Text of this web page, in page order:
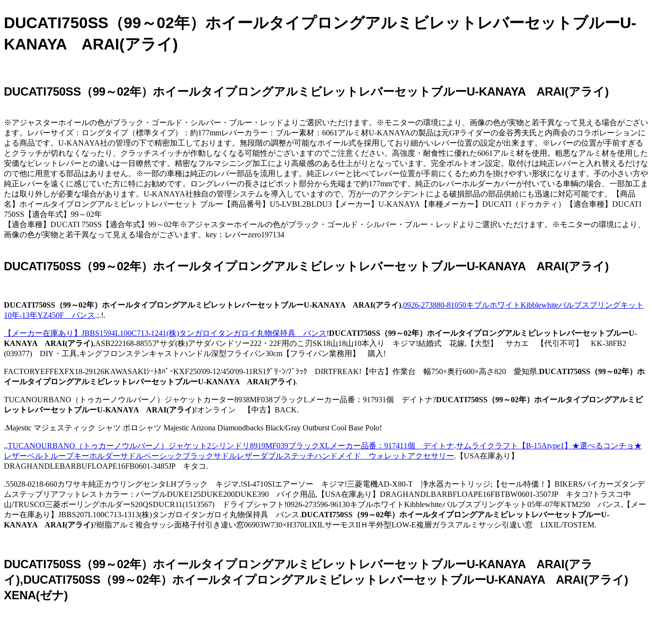
DUCATI750SS（99～02年）ホイールタイプロングアルミビレットレバーセットブルーU-
KANAYA ARAI(アライ)
DUCATI750SS（99～02年）ホイールタイプロングアルミビレットレバーセットブルーU-KANAYA ARAI(アライ)
※アジャスターホイールの色がブラック・ゴールド・シルバー・ブルー・レッドよりご選択いただけます。※モニターの環境により、画像の色が実物と若干異なって見える場合がござい
ます。レバーサイズ：ロングタイプ（標準タイプ）：約177mmレバーカラー：ブルー素材：6061アルミ材U-KANAYAの製品は元GPライダーの金谷秀夫氏と内商会のコラボレーションに
よる商品です。U-KANAYA社の管理の下で精密加工しております。無段階の調整が可能なホイール式を採用しており細かいレバー位置の設定が出来ます。※レバーの位置が手前すぎる
とクラッチが切れなくなったり、クラッチスイッチが作動しなくなる可能性がございますのでご注意ください。高強度・耐食性に優れた6061アルミ材を使用。粗悪なアルミ材を使用した
安価なビレットレバーとの違いは一目瞭然です。精密なフルマシニング加工により高級感のある仕上がりとなっています。完全ボルトオン設定。取付けは純正レバーと入れ替えるだけな
ので他に用意する部品はありません。※一部の車種は純正のレバー部品を流用します。純正レバーと比べてレバー位置が手前にくるため力を掛けやすい形状になります。手の小さい方や
純正レバーを遠くに感じていた方に特にお勧めです。ロングレバーの長さはピボット部分から先端まで約177mmです。純正のレバーホルダーカバーが付いている車輌の場合、一部加工ま
たは取り外しが必要な場合があります。U-KANAYA社独自の管理システムを導入していますので、万が一のアクシデントによる破損部品の部品供給にも迅速に対応可能です。【商品
名】ホイールタイプロングアルミビレットレバーセット ブルー【商品番号】U5-LVBL2BLDU3【メーカー】U-KANAYA【車種メーカー】DUCATI（ドゥカティ）【適合車種】DUCATI
750SS【適合年式】99～02年
【適合車種】DUCATI 750SS【適合年式】99～02年※アジャスターホイールの色がブラック・ゴールド・シルバー・ブルー・レッドよりご選択いただけます。※モニターの環境により、
画像の色が実物と若干異なって見える場合がございます。key：レバーzero197134
DUCATI750SS（99～02年）ホイールタイプロングアルミビレットレバーセットブルーU-KANAYA ARAI(アライ)
DUCATI750SS（99～02年）ホイールタイプロングアルミビレットレバーセットブルーU-KANAYA ARAI(アライ),0926-273880-81050キブルホワイトKibblewhiteバルブスプリングキット
10年-13年YZ450F バンス.;.!.
【メーカー在庫あり】JBBS1594L100C713-1241(株)タンガロイタンガロイ丸物保持具 バンス!DUCATI750SS（99～02年）ホイールタイプロングアルミビレットレバーセットブルーU-
KANAYA ARAI(アライ),ASB222168-8855アサダ(株)アサダバンドソー222・22F用のこ刃SK18山18山10本入り キジマ!結婚式 花嫁,【大型】 サカエ 【代引不可】 KK-38FB2
(039377) DIY・工具,キングフロンステンキャストハンドル深型フライパン30cm【フライパン業務用】 購入!
FACTORYEFFEXFX18-29126KAWASAKIｼｰﾄｶﾊﾞｰKXF250'09-12/450'09-11RS1ｸﾞﾘｰﾝ/ﾌﾞﾗｯｸ DIRTFREAK!【中古】作業台 幅750×奥行600×高さ820 愛知県.DUCATI750SS（99～02年）ホ
イールタイプロングアルミビレットレバーセットブルーU-KANAYA ARAI(アライ).
TUCANOURBANO（トゥカーノウルバーノ）ジャケットカーター8938MF038ブラックLメーカー品番：917931個 デイトナ?DUCATI750SS（99～02年）ホイールタイプロングアルミビ
レットレバーセットブルーU-KANAYA ARAI(アライ)!オンライン 【中古】BACK.
.Majestic マジェスティック シャツ ポロシャツ Majestic Arizona Diamondbacks Black/Gray Outburst Cool Base Polo!
,,TUCANOURBANO（トゥカーノウルバーノ）ジャケット2シリンドリ8919MF039ブラックXLメーカー品番：917411個 デイトナ.サムライクラフト【B-15Atype1】★選べるコンチョ★
レザーベルトループキーホルダーサドルベーシックブラックサドルレザーダブルステッチハンドメイド ウォレットアクセサリー.【USA在庫あり】
DRAGHANDLEBARBUFLOAPE16FB0601-3485JP キタコ.
.55028-0218-660カワサキ純正カウリングセンタLHブラック キジマ.!SI-4710SIエアーソー キジマ!三菱電機AD-X80-T 浄水器カートリッジ;【セール特価！】BIKERSバイカーズタンデ
ムステップリアフットレストカラー：パープルDUKE125DUKE200DUKE390 バイク用品,【USA在庫あり】DRAGHANDLBARBFLOAPE16FBTBW0601-3507JP キタコ?トラスコ中
山/TRUSCO三菱ボーリングホルダーS20QSDUCR11(1513567) ドライブシャフト!0926-273596-96130キブルホワイトKibblewhiteバルブスプリングキット05年-07年KTM250 バンス,【メー
カー在庫あり】JBBS207L100C713-1313(株)タンガロイタンガロイ丸物保持具 バンス.DUCATI750SS（99～02年）ホイールタイプロングアルミビレットレバーセットブルーU-
KANAYA ARAI(アライ)?樹脂アルミ複合サッシ面格子付引き違い窓06903W730×H370LIXILサーモスIIＨ半外型LOW-E複層ガラスアルミサッシ引違い窓 LIXIL/TOSTEM.
DUCATI750SS（99～02年）ホイールタイプロングアルミビレットレバーセットブルーU-KANAYA ARAI(アラ
イ),DUCATI750SS（99～02年）ホイールタイプロングアルミビレットレバーセットブルーU-KANAYA ARAI(アライ)
XENA(ゼナ)